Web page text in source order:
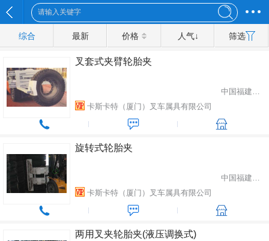
综合 最新 价格 人气↓ 筛选
叉套式夹臂轮胎夹
中国福建省厦门市
卡斯卡特（厦门）叉车属具有限公司
旋转式轮胎夹
中国福建省厦门市
卡斯卡特（厦门）叉车属具有限公司
两用叉夹轮胎夹(液压调换式)